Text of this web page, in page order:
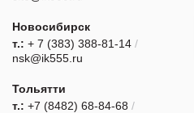
Новосибирск
т.: + 7 (383) 388-81-14 /
nsk@ik555.ru
Тольятти
т.: +7 (8482) 68-84-68 /